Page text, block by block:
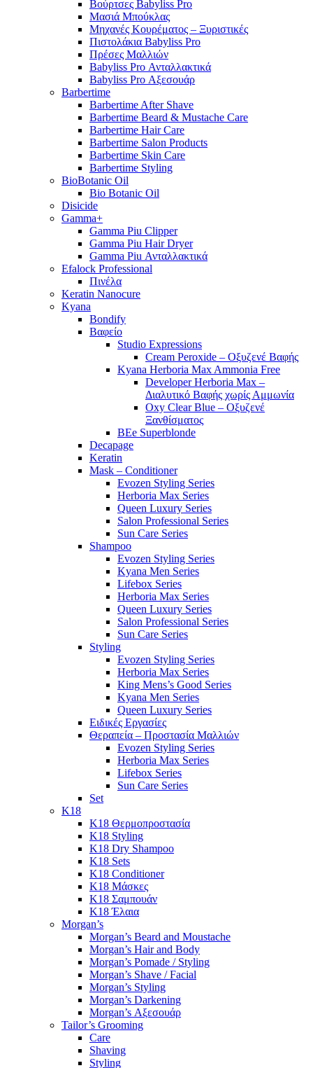
Βούρτσες Babyliss Pro
Μασιά Μπούκλας
Μηχανές Κουρέματος – Ξυριστικές
Πιστολάκια Babyliss Pro
Πρέσες Μαλλιών
Babyliss Pro Ανταλλακτικά
Babyliss Pro Αξεσουάρ
Barbertime
Barbertime After Shave
Barbertime Beard & Mustache Care
Barbertime Hair Care
Barbertime Salon Products
Barbertime Skin Care
Barbertime Styling
BioBotanic Oil
Bio Botanic Oil
Disicide
Gamma+
Gamma Piu Clipper
Gamma Piu Hair Dryer
Gamma Piu Ανταλλακτικά
Efalock Professional
Πινέλα
Keratin Nanocure
Kyana
Bondify
Βαφείο
Studio Expressions
Cream Peroxide – Οξυζενέ Βαφής
Kyana Herboria Max Ammonia Free
Developer Herboria Max –
Διαλυτικό Βαφής χωρίς Αμμωνία
Oxy Clear Blue – Οξυζενέ
Ξανθίσματος
BEe Superblonde
Decapage
Keratin
Mask – Conditioner
Evozen Styling Series
Herboria Max Series
Queen Luxury Series
Salon Professional Series
Sun Care Series
Shampoo
Evozen Styling Series
Kyana Men Series
Lifebox Series
Herboria Max Series
Queen Luxury Series
Salon Professional Series
Sun Care Series
Styling
Evozen Styling Series
Herboria Max Series
King Mens’s Good Series
Kyana Men Series
Queen Luxury Series
Ειδικές Εργασίες
Θεραπεία – Προστασία Μαλλιών
Evozen Styling Series
Herboria Max Series
Lifebox Series
Sun Care Series
Set
K18
K18 Θερμοπροστασία
K18 Styling
K18 Dry Shampoo
K18 Sets
K18 Conditioner
K18 Μάσκες
K18 Σαμπουάν
K18 Έλαια
Morgan’s
Morgan’s Beard and Moustache
Morgan’s Hair and Body
Morgan’s Pomade / Styling
Morgan’s Shave / Facial
Morgan’s Styling
Morgan’s Darkening
Morgan’s Αξεσουάρ
Tailor’s Grooming
Care
Shaving
Styling